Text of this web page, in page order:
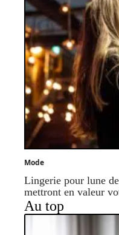
Mode
Lingerie pour lune
mettront en valeur
Au top